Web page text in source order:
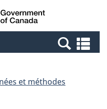
Passer
au
Passer
à
Canada
et
et méthodes